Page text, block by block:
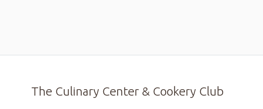
The Culinary Center & Cookery Club